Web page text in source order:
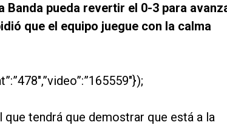
pueda revertir el 0-3 para
que el equipo juegue con la calma
tendrá que demostrar que está a la